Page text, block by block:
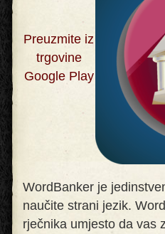
Preuzmite iz
trgovine
Google Play
WordBanker je
naučite strani jezik.
rječnika umjesto da vas